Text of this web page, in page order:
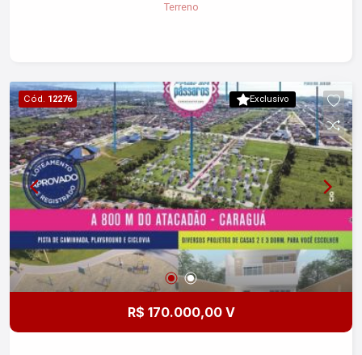
Terreno
Exclusivo
Cód. 12276
R$ 170.000,00 V